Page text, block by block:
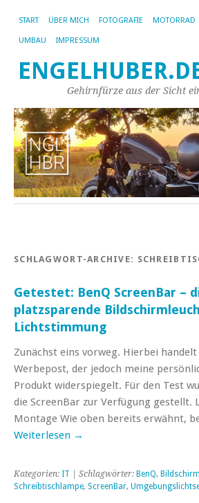
START ÜBER MICH FOTOGRAFIE MOTORRAD
UMBAU IMPRESSUM
Gehirnfürze aus der Sicht
SCHLAGWORT-ARCHIVE:
Getestet: BenQ ScreenBar –
platzsparende
Lichtstimmung
Zunächst eins vorweg. Hierbei handelt
Werbepost, der jedoch meine
Produkt widerspiegelt. Für den Test
die ScreenBar zur Verfügung gestellt.
Montage Wie oben bereits erwähnt,
Weiterlesen →
Kategorien: IT | Schlagwörter: BenQ,
Schreibtischlampe, ScreenBar,